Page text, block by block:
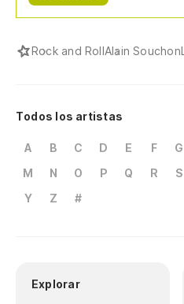
Rock and RollAlain Souchon
Todos los artistas
A B C D E F G
M
N O P Q R S
Y
Z #
Explorar